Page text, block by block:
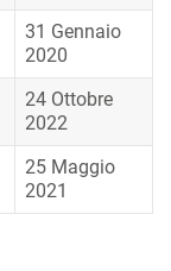
31 Gennaio
2020
24 Ottobre
2022
25 Maggio
2021